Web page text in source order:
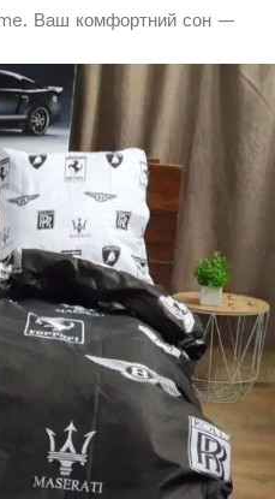
Ваш комфортний сон —